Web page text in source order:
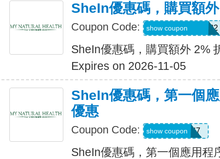
SheIn優惠碼，購買額
Coupon Code: Coriannekotel7582
show coupon
SheIn優惠碼，購買額外 2%
Expires on 2026-11-05
SheIn優惠碼，第一個
優惠
Coupon Code: QTEK4N7
show coupon
SheIn優惠碼，第一個應用程